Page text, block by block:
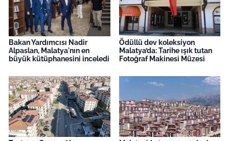
Bakan Yardımcısı Nadir
Alpaslan, Malatya'nın en
büyük kütüphanesini inceledi
Ödüllü dev koleksiyon
Malatya’da: Tarihe ışık tutan
Fotoğraf Makinesi Müzesi